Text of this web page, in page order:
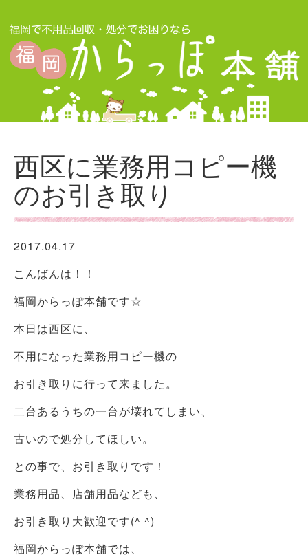
西区に業務用コピー機
のお引き取り
2017.04.17
こんばんは！！
福岡からっぽ本舗です☆
本日は西区に、
不用になった業務用コピー機の
お引き取りに行って来ました。
二台あるうちの一台が壊れてしまい、
古いので処分してほしい。
との事で、お引き取りです！
業務用品、店舗用品なども、
お引き取り大歓迎です(^ ^)
福岡からっぽ本舗では、